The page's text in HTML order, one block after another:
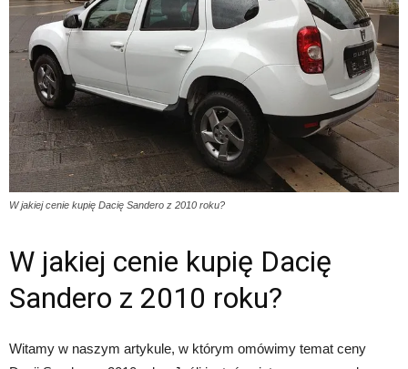
W jakiej cenie kupię Dacię Sandero z 2010 roku?
W jakiej cenie kupię Dacię
Sandero z 2010 roku?
Witamy w naszym artykule, w którym omówimy temat ceny